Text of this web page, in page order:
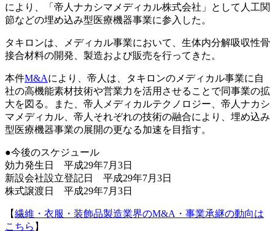
により、「帝人ナカシマメディカル株式会社」として人工関
節などの埋め込み型医療機器事業に参入した。
タキロンは、メディカル事業において、生体内分解吸収性骨
接合材料の開発、製造および販売を行ってきた。
本件M&Aにより、帝人は、タキロンのメディカル事業に自
社の高機能素材技術や営業力を活用させることで同事業の拡
大を図る。また、帝人メディカルテクノロジー、帝人ナカシ
マメディカル、帝人それぞれの技術の融合により、埋め込み
型医療機器事業の展開の更なる加速を目指す。
●今後のスケジュール
効力発生日 平成29年7月3日
新設会社設立登記日 平成29年7月3日
株式譲渡日 平成29年7月3日
【繊維・衣服・装飾品製造業界のM&A・事業承継の動向は
こちら 】